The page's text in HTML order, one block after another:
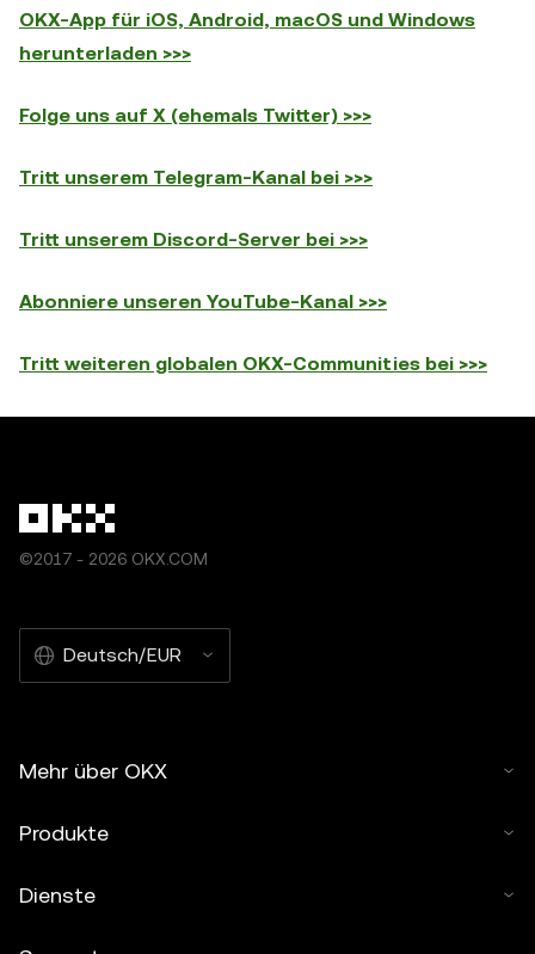
OKX-App für iOS, Android, macOS und Windows
herunterladen >>>
Folge uns auf X (ehemals Twitter) >>>
Tritt unserem Telegram-Kanal bei >>>
Tritt unserem Discord-Server bei >>>
Abonniere unseren YouTube-Kanal >>>
Tritt weiteren globalen OKX-Communities bei >>>
©2017 - 2026 OKX.COM
Deutsch/EUR
Mehr über OKX
Produkte
Dienste